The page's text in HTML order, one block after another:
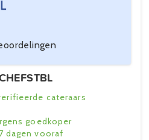
cateraars
goedkoper
dagen vooraf